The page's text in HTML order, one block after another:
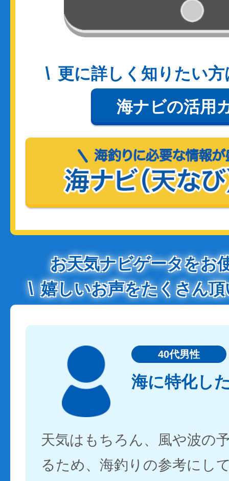
更に詳しく知りたい
海ナビの活用
お天気ナビゲータをお
嬉しいお声をたくさん
40代男性
海に特化し
天気はもちろん、風や波の
るため、海釣りの参考にし